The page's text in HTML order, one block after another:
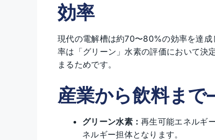
効率
現代の電解槽は約70〜80%の効率を達
率は「グリーン」水素の評価において決
まるためです。
産業から飲料ま
グリーン水素：再生可能エネルギ
ネルギー担体となります。